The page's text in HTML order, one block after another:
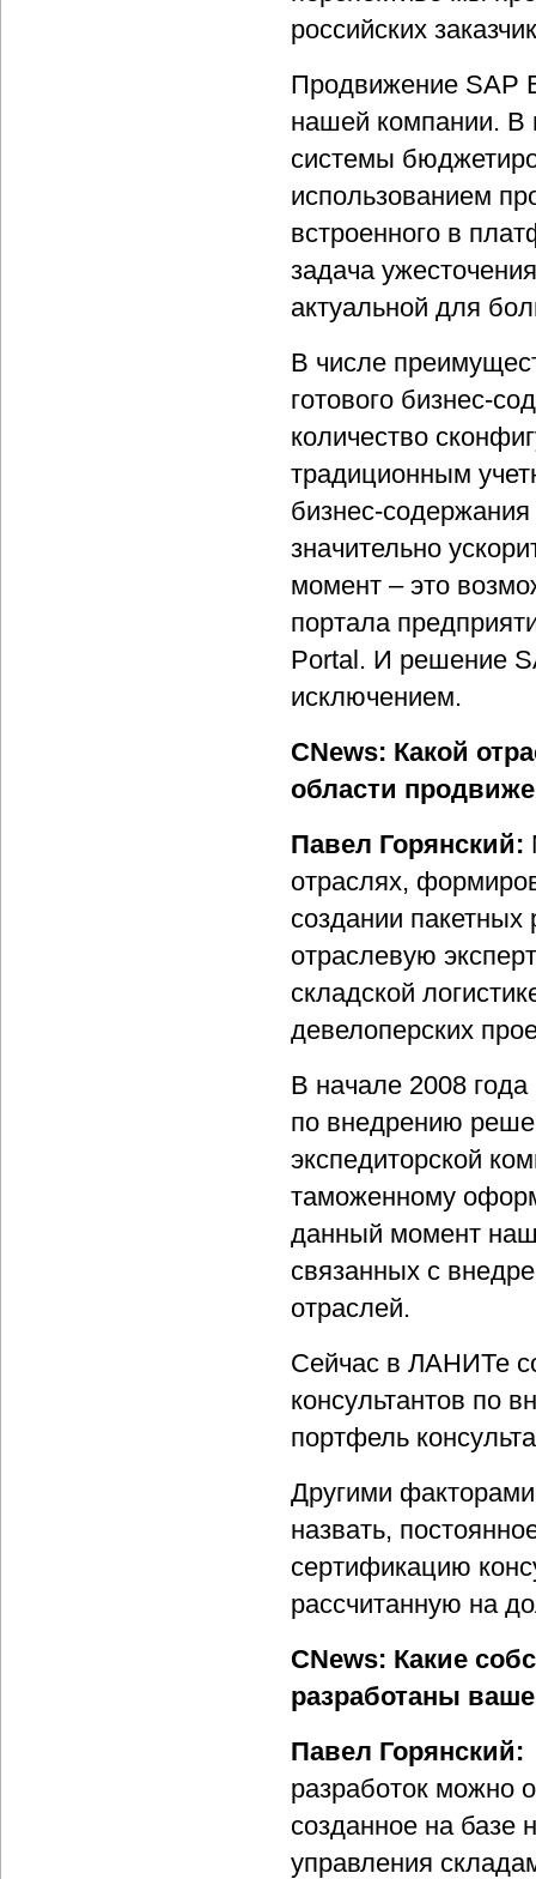
российских
Продвижение SAP
нашей компании. В
системы
использованием
встроенного в
задача
актуальной для
В числе
готового бизнес-
количество
традиционным
бизнес-
значительно
момент – это
портала
Portal. И решение
исключением.
CNews: Какой
области
Павел Горянский:
отраслях,
создании
отраслевую
складской
девелоперских
В начале 2008
по внедрению
экспедиторской
таможенному
данный момент
связанных с
отраслей.
Сейчас в ЛАНИТе
консультантов по
портфель
Другими
назвать,
сертификацию
рассчитанную на
CNews: Какие
разработаны
Павел Горянский:
разработок можно
созданное на базе
управления